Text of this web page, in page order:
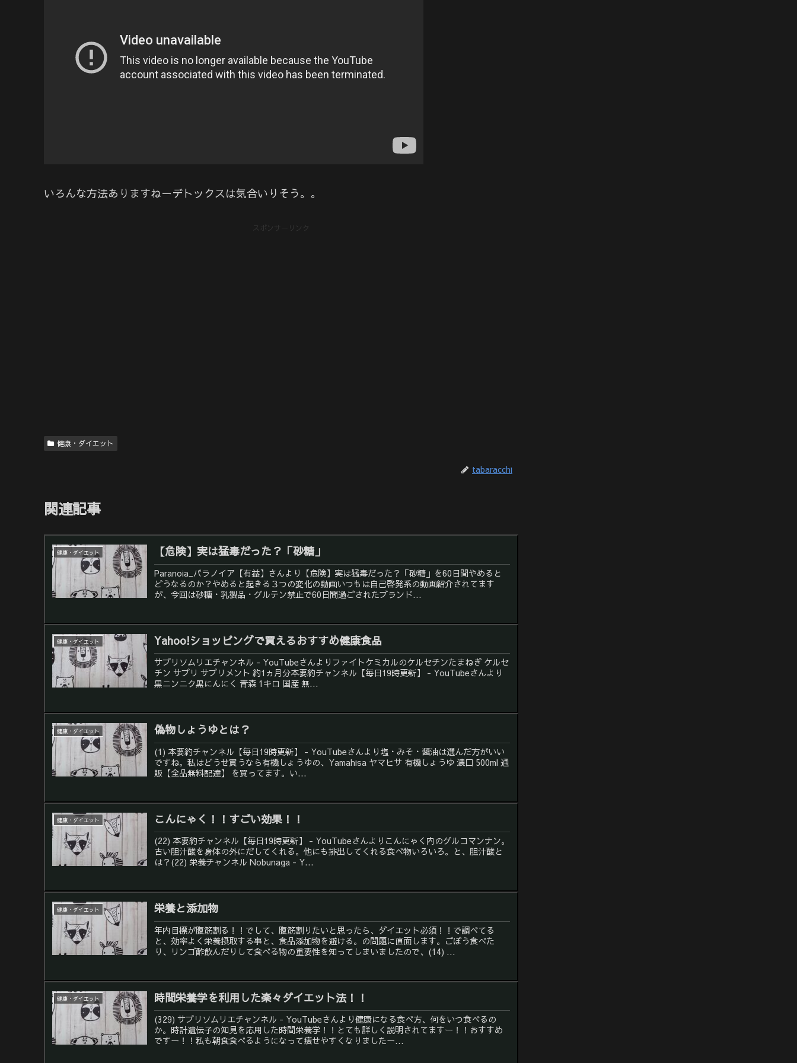
いろんな方法ありますねーデトックスは気合いりそう。。
スポンサーリンク
健康・ダイエット
tabaracchi
関連記事
健康・ダイエット 【危険】実は猛毒だった？「砂糖」
Paranoia_パラノイア【有益】さんより【危険】実は猛毒だった？「砂糖」を60日間やめると
どうなるのか？やめると起きる３つの変化の動画いつもは自己啓発系の動画紹介されてます
が、今回は砂糖・乳製品・グルテン禁止で60日間過ごされたブランド...
健康・ダイエット Yahoo!ショッピングで買えるおすすめ健康食品
サプリソムリエチャンネル - YouTubeさんよりファイトケミカルのケルセチンたまねぎ ケルセ
チン サプリ サプリメント 約1ヵ月分本要約チャンネル【毎日19時更新】 - YouTubeさんより
黒ニンニク黒にんにく 青森 1キロ 国産 無...
健康・ダイエット 偽物しょうゆとは？
(1) 本要約チャンネル【毎日19時更新】 - YouTubeさんより塩・みそ・醤油は選んだ方がいい
ですね。私はどうせ買うなら有機しょうゆの、Yamahisa ヤマヒサ 有機しょうゆ 濃口 500ml 通
販【全品無料配達】 を買ってます。い...
健康・ダイエット こんにゃく！！すごい効果！！
(22) 本要約チャンネル【毎日19時更新】 - YouTubeさんよりこんにゃく内のグルコマンナン。
古い胆汁酸を身体の外にだしてくれる。他にも排出してくれる食べ物いろいろ。と、胆汁酸と
は？(22) 栄養チャンネル Nobunaga - Y...
健康・ダイエット 栄養と添加物
年内目標が腹筋割る！！でして、腹筋割りたいと思ったら、ダイエット必須！！で調べてる
と、効率よく栄養摂取する事と、食品添加物を避ける。の問題に直面します。ごぼう食べた
り、リンゴ酢飲んだりして食べる物の重要性を知ってしまいましたので、(14) ...
健康・ダイエット 時間栄養学を利用した楽々ダイエット法！！
(329) サプリソムリエチャンネル - YouTubeさんより健康になる食べ方、何をいつ食べるの
か。時計遺伝子の知見を応用した時間栄養学！！とても詳しく説明されてますー！！おすすめ
ですー！！私も朝食食べるようになって痩せやすくなりましたー...